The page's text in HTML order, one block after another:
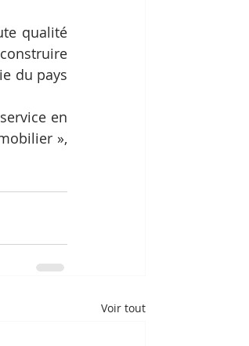
qualité
du pays
en
»,
Voir tout